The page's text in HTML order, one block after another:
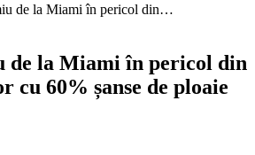
de la Miami în pericol din…
de la Miami în pericol din
cu 60% șanse de ploaie